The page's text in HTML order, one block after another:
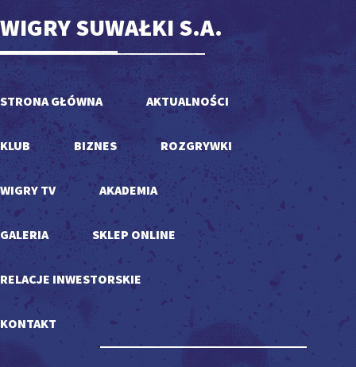
WIGRY SUWAŁKI S.A.
STRONA GŁÓWNA AKTUALNOŚCI
KLUB BIZNES ROZGRYWKI
WIGRY TV AKADEMIA
GALERIA SKLEP ONLINE
RELACJE INWESTORSKIE
KONTAKT